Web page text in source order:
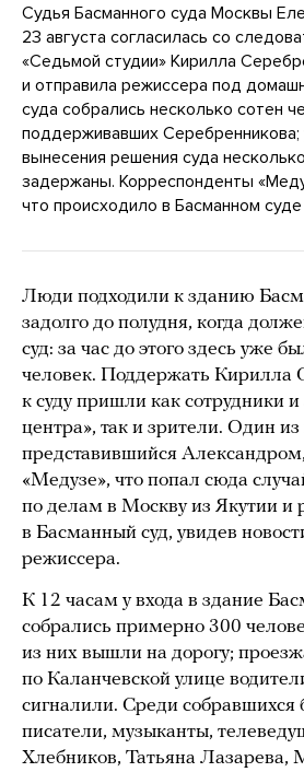
Судья Басманного суда Москвы
23 августа согласилась со
«Седьмой студии» Кирилла
и отправила режиссера под
суда собрались несколько сотен
поддерживавших
вынесения решения суда
задержаны. Корреспонденты
что происходило в Басманном
Люди подходили к зданию
задолго до полудня, когда
суд: за час до этого здесь уже
человек. Поддержать Кирилла
к суду пришли как сотрудники и
центра», так и зрители. Один из
представившийся
«Медузе», что попал сюда
по делам в Москву из Якутии и
в Басманный суд, увидев
режиссера.
К 12 часам у входа в здание
собрались примерно 300
из них вышли на дорогу;
по Каланчевской улице
сигналили. Среди
писатели, музыканты,
Хлебников, Татьяна